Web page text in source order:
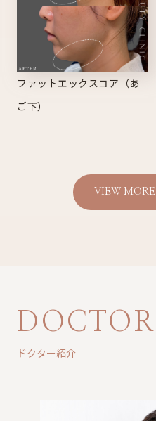
ファットエックスコア（あ
ご下）
VIEW MORE
DOCTOR
ドクター紹介